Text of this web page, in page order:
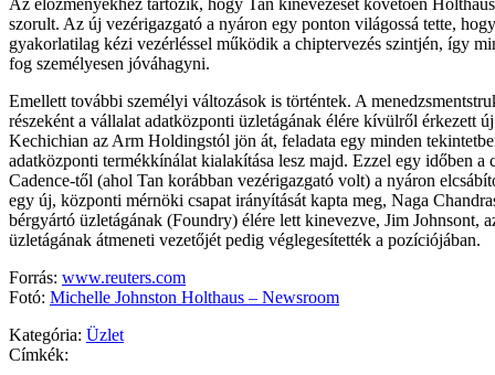
szorult. Az új vezérigazgató a nyáron egy ponton világossá tette,
gyakorlatilag kézi vezérléssel működik a chiptervezés szintjén, így
fog személyesen jóváhagyni.
Emellett további személyi változások is történtek. A
részeként a vállalat adatközponti üzletágának élére kívülről érkezett
Kechichian az Arm Holdingstól jön át, feladata egy minden
adatközponti termékkínálat kialakítása lesz majd. Ezzel egy időben a
Cadence-től (ahol Tan korábban vezérigazgató volt) a nyáron
egy új, központi mérnöki csapat irányítását kapta meg, Naga
bérgyártó üzletágának (Foundry) élére lett kinevezve, Jim Johnsont,
üzletágának átmeneti vezetőjét pedig véglegesítették a pozíciójában.
Forrás: www.reuters.com
Fotó: Michelle Johnston Holthaus – Newsroom
Kategória: Üzlet
Címkék: